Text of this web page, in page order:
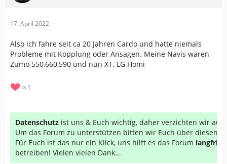
17. April 2022
Also ich fahre seit ca 20 Jahren Cardo und hatte niemals
Probleme mit Kopplung oder Ansagen. Meine Navis waren
Zumo 550,660,590 und nun XT. LG Hömi
1
Datenschutz ist uns & Euch wichtig, daher verzichten wir auf
Um das Forum zu unterstützen bitten wir Euch über diesen
Für Euch ist das nur ein Klick, uns hilft es das Forum
betreiben! Vielen vielen Dank...